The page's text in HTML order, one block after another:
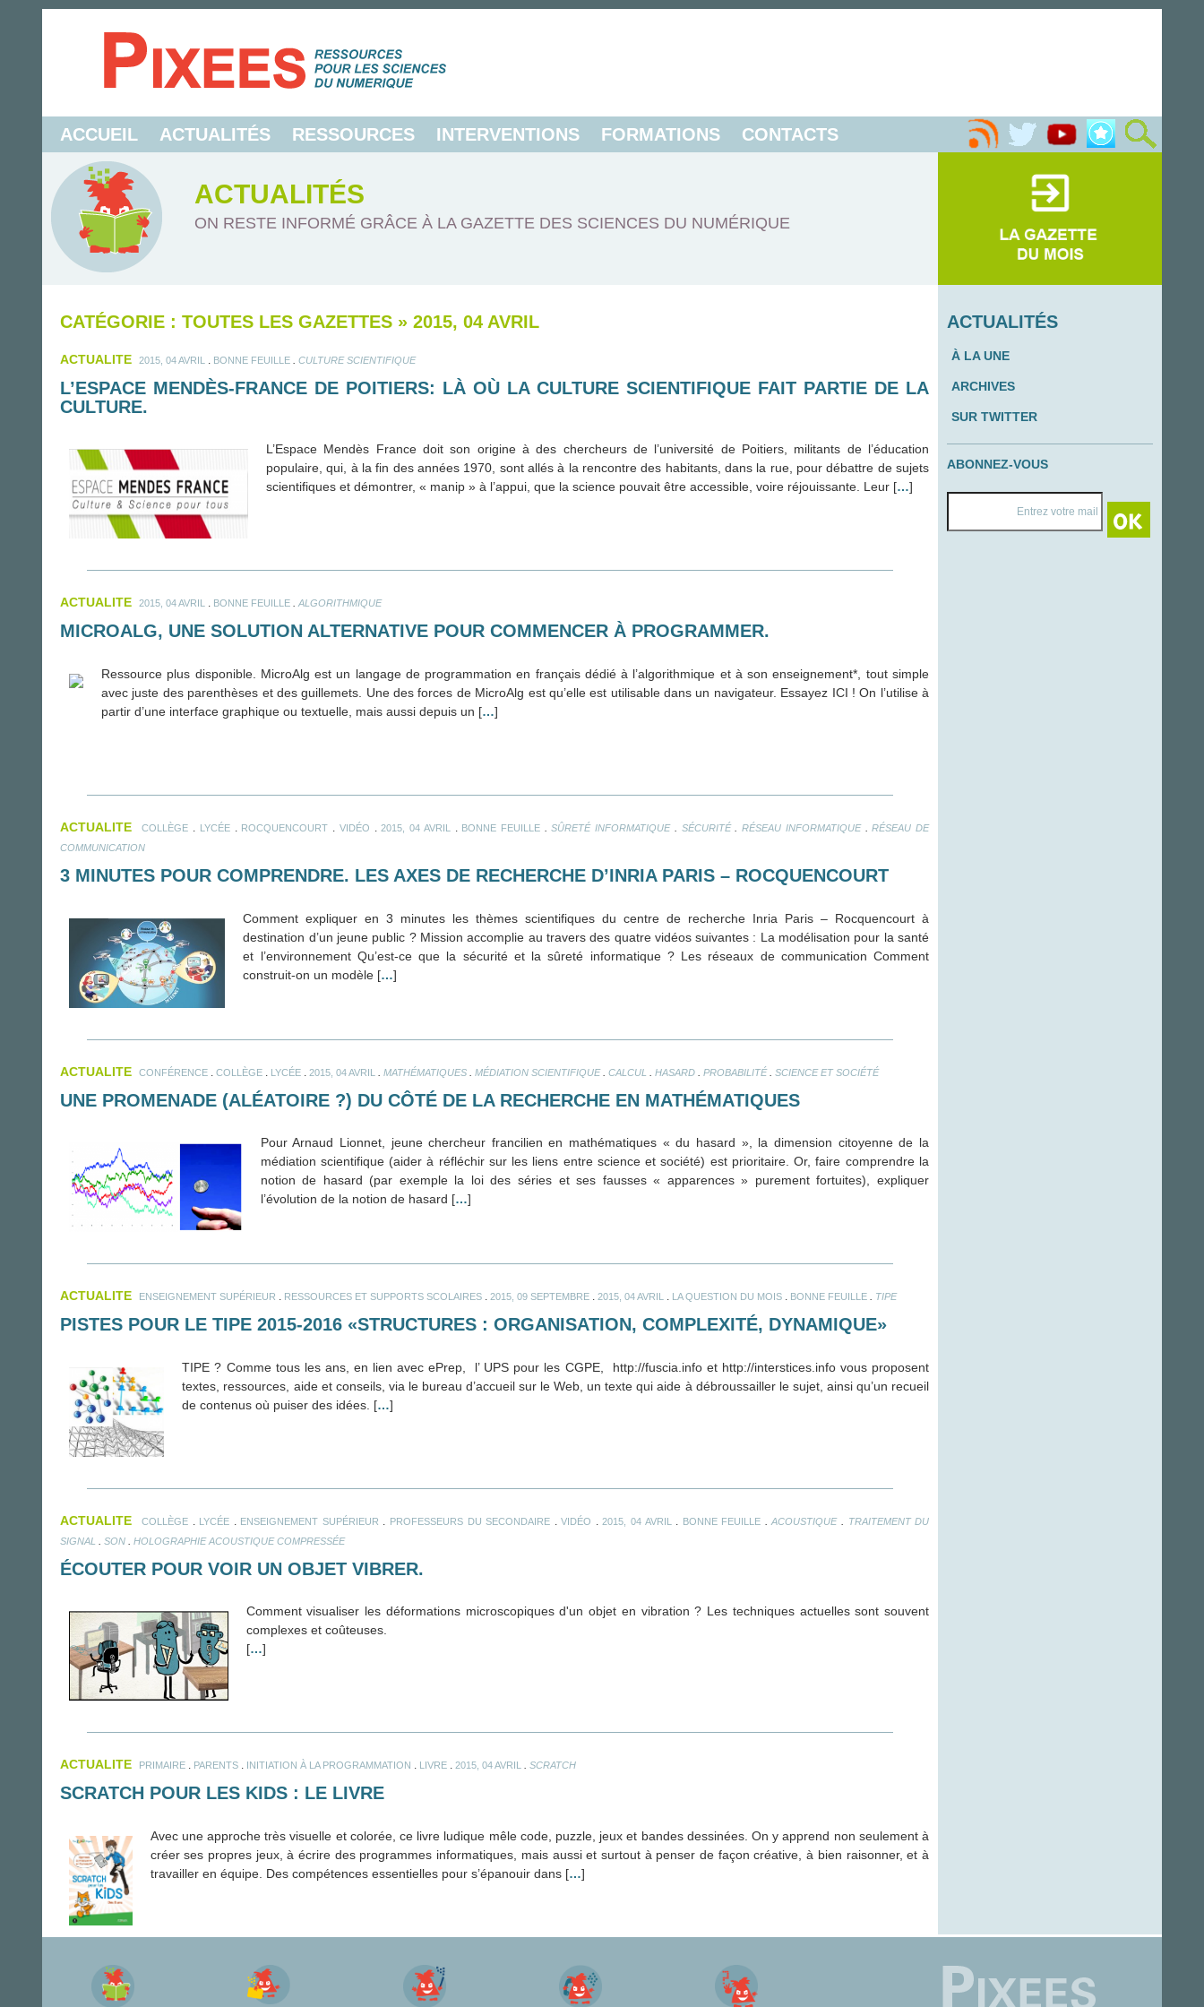
ACCUEIL ACTUALITÉS RESSOURCES INTERVENTIONS FORMATIONS CONTACTS
ACTUALITÉS
ON RESTE INFORMÉ GRÂCE À LA GAZETTE DES SCIENCES DU NUMÉRIQUE
CATÉGORIE : TOUTES LES GAZETTES » 2015, 04 AVRIL
ACTUALITE 2015, 04 AVRIL BONNE FEUILLE CULTURE SCIENTIFIQUE
L’ESPACE MENDÈS-FRANCE DE POITIERS: LÀ OÙ LA CULTURE SCIENTIFIQUE FAIT PARTIE DE LA
CULTURE.
L’Espace Mendès France doit son origine à des chercheurs de l’université de Poitiers, militants de l’éducation
populaire, qui, à la fin des années 1970, sont allés à la rencontre des habitants, dans la rue, pour débattre de sujets
scientifiques et démontrer, « manip » à l’appui, que la science pouvait être accessible, voire réjouissante. Leur […]
ACTUALITE 2015, 04 AVRIL BONNE FEUILLE ALGORITHMIQUE
MICROALG, UNE SOLUTION ALTERNATIVE POUR COMMENCER À PROGRAMMER.
Ressource plus disponible. MicroAlg est un langage de programmation en français dédié à l’algorithmique et à son enseignement*, tout simple
avec juste des parenthèses et des guillemets. Une des forces de MicroAlg est qu’elle est utilisable dans un navigateur. Essayez ICI ! On l’utilise à
partir d’une interface graphique ou textuelle, mais aussi depuis un […]
ACTUALITE COLLÈGE LYCÉE. ROCQUENCOURT VIDÉO .2015, 04 AVRIL BONNE FEUILLE .SÛRETÉ INFORMATIQUE. SÉCURITÉ.RÉSEAU INFORMATIQUE.RÉSEAU DE
COMMUNICATION
3 MINUTES POUR COMPRENDRE. LES AXES DE RECHERCHE D’INRIA PARIS – ROCQUENCOURT
Comment expliquer en 3 minutes les thèmes scientifiques du centre de recherche Inria Paris – Rocquencourt à
destination d’un jeune public ? Mission accomplie au travers des quatre vidéos suivantes : La modélisation pour la santé
et l’environnement Qu’est-ce que la sécurité et la sûreté informatique ? Les réseaux de communication Comment
construit-on un modèle […]
ACTUALITE CONFÉRENCE COLLÈGE LYCÉE 2015, 04 AVRIL MATHÉMATIQUES MÉDIATION SCIENTIFIQUE. CALCUL HASARD PROBABILITÉ. SCIENCE ET SOCIÉTÉ
UNE PROMENADE (ALÉATOIRE ?) DU CÔTÉ DE LA RECHERCHE EN MATHÉMATIQUES
Pour Arnaud Lionnet, jeune chercheur francilien en mathématiques « du hasard », la dimension citoyenne de la
médiation scientifique (aider à réfléchir sur les liens entre science et société) est prioritaire. Or, faire comprendre la
notion de hasard (par exemple la loi des séries et ses fausses « apparences » purement fortuites), expliquer
l’évolution de la notion de hasard […]
ACTUALITE ENSEIGNEMENT SUPÉRIEUR RESSOURCES ET SUPPORTS SCOLAIRES 2015, 09 SEPTEMBRE 2015, 04 AVRIL LA QUESTION DU MOIS BONNE FEUILLE TIPE
PISTES POUR LE TIPE 2015-2016 «STRUCTURES : ORGANISATION, COMPLEXITÉ, DYNAMIQUE»
TIPE ? Comme tous les ans, en lien avec ePrep, l’ UPS pour les CGPE, http://fuscia.info et http://interstices.info vous proposent
textes, ressources, aide et conseils, via le bureau d’accueil sur le Web, un texte qui aide à débroussailler le sujet, ainsi qu’un recueil
de contenus où puiser des idées. […]
ACTUALITE COLLÈGE LYCÉE ENSEIGNEMENT SUPÉRIEUR PROFESSEURS DU SECONDAIRE .VIDÉO .2015, 04 AVRIL BONNE FEUILLE .ACOUSTIQUE.
TRAITEMENT DU
SIGNAL
SON HOLOGRAPHIE ACOUSTIQUE COMPRESSÉE
ÉCOUTER POUR VOIR UN OBJET VIBRER.
Comment visualiser les déformations microscopiques d'un objet en vibration ? Les techniques actuelles sont souvent
complexes et coûteuses.
[…]
ACTUALITE PRIMAIRE PARENTS INITIATION À LA PROGRAMMATION LIVRE 2015, 04 AVRIL SCRATCH
SCRATCH POUR LES KIDS : LE LIVRE
Avec une approche très visuelle et colorée, ce livre ludique mêle code, puzzle, jeux et bandes dessinées. On y apprend non seulement à
créer ses propres jeux, à écrire des programmes informatiques, mais aussi et surtout à penser de façon créative, à bien raisonner, et à
travailler en équipe. Des compétences essentielles pour s’épanouir dans […]
ACTUALITÉS
À LA UNE
ARCHIVES
SUR TWITTER
ABONNEZ-VOUS